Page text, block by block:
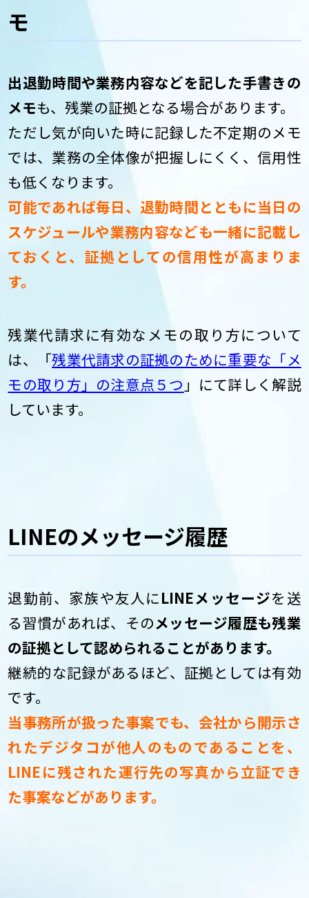
モ
出退勤時間や業務内容などを記した手書きの
メモも、残業の証拠となる場合があります。
ただし気が向いた時に記録した不定期のメモ
では、業務の全体像が把握しにくく、信用性
も低くなります。
可能であれば毎日、退勤時間とともに当日の
スケジュールや業務内容なども一緒に記載し
ておくと、証拠としての信用性が高まりま
す。
残業代請求に有効なメモの取り方について
は、「残業代請求の証拠のために重要な「メ
モの取り方」の注意点５つ 」にて詳しく解説
しています。
LINEのメッセージ履歴
退勤前、家族や友人にLINEメッセージを送
る習慣があれば、そのメッセージ履歴も残業
の証拠として認められることがあります。
継続的な記録があるほど、証拠としては有効
です。
当事務所が扱った事案でも、会社から開示さ
れたデジタコが他人のものであることを、
LINEに残された運行先の写真から立証でき
た事案などがあります。